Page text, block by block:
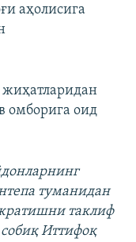
аҳолисига
омборига оид
туманидан
таклиф
Иттифоқ